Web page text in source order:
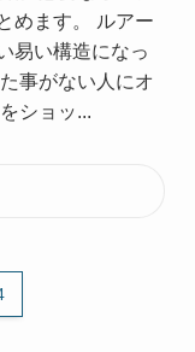
めます。 ルアー
易い構造になっ
事がない人にオ
ショッ...